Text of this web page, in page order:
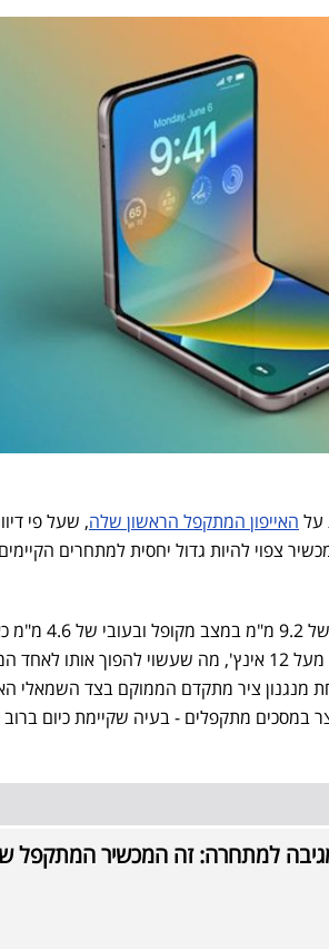
על האייפון המתקפל הראשון שלה, שעל פי
צפוי להיות גדול יחסית למתחרים
על פי ההדלפה, האייפון
המסך הפנימי שלו אמור להיות בגודל כולל של מעל 12 אינץ', מה שעשוי
מנגנון ציר מתקדם הממוקם בצד השמאלי
במסכים מתקפלים - בעיה שקיימת כיום
למתחרה: זה המכשיר המתקפל